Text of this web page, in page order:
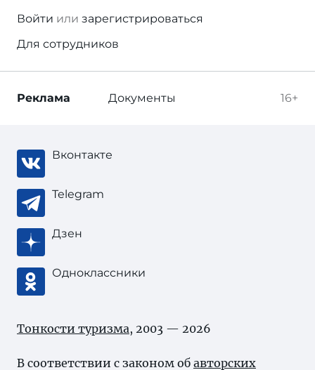
Войти или зарегистрироваться
Для сотрудников
16+
Реклама Документы
Вконтакте
Telegram
Дзен
Одноклассники
Тонкости туризма, 2003 — 2026
В соответствии с законом об авторских